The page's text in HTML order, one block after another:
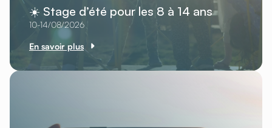
☀️ Stage d’été pour les 8 à 14 ans
10-14/08/2026
En savoir plus